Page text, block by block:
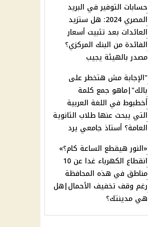
حسابات التوفير في البريد
المصري 2024: هل ستزيد
العائدات بعد تثبيت أسعار
الفائدة من البنك المركزي؟
مصدر بالهيئة يجيب
"الإجابة مش هتخطر على
بالك"|ماهو جمع كلمة
أخطبوط في اللغة العربية
التي يبحث عنها طلاب الثانوية
العامة؟ أستاذ جامعي يرد
«النور هيقطع الساعة كام؟»
انقطاع الكهرباء غدا عن 10
مناطق في هذه المحافظة
رغم وقف تخفيف الأحمال|هل
هي مدينتك؟